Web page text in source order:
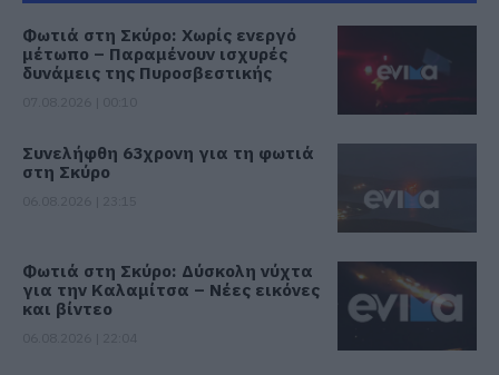
Φωτιά στη Σκύρο: Χωρίς ενεργό
μέτωπο – Παραμένουν ισχυρές
δυνάμεις της Πυροσβεστικής
Συνελήφθη 63χρονη για τη φωτιά
στη Σκύρο
Φωτιά στη Σκύρο: Δύσκολη νύχτα
για την Καλαμίτσα – Νέες εικόνες
και βίντεο